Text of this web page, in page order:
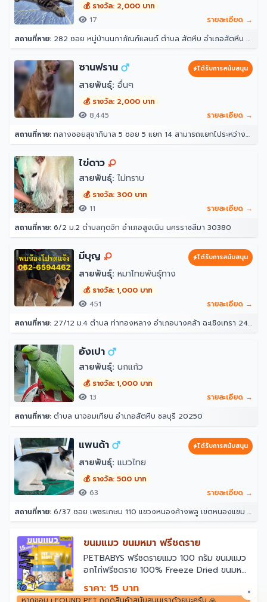
💰 รางวัล: 2,000 บาท
17
รายละเอียด →
สถานที่หาย: 282 ซอย หมู่บ้านนภาภัณฑ์แลนด์ ตำบล สัตหีบ อำเภอสัตหีบ ชลบุรี 20180
ซานฟราน ได้รับการสนับสนุน
สายพันธุ์: อื่นๆ
💰 รางวัล: 2,000 บาท
8,445
รายละเอียด →
สถานที่หาย: กลางซอยสุขาภิบาล 5 ซอย 5 แยก 14 สามารถแยกไประหว่างซอย 12 กับ 16 ได้ หน้าปากซอยแยก 14 เป็นร้านขายวัสดุ ตรงข้ามแยก 16 เป็นซอยที่มีร้านอาหาร หมาเยอะเป็นฝูง 10 กว่าตัว(อาศัยอยู่ในป่า ไม่ดุ) 33 สุขาภิบาล 5 ซอย 5 แยก 14 แขวง ท่าแร้ง เขตบางเขน กรุงเทพมหานคร 10220 ประเทศไทย
ไข่ดาว
สายพันธุ์: ไม่ทราบ
💰 รางวัล: 300 บาท
11
รายละเอียด →
สถานที่หาย: 6/2 ม.2 ตำบลกุดจิก อำเภอสูงเนิน นครราชสีมา 30380
มีบุญ ได้รับการสนับสนุน
สายพันธุ์: หมาไทยพันธุ์ทาง
💰 รางวัล: 1,000 บาท
451
รายละเอียด →
สถานที่หาย: 27/12 ม.4 ตำบล ท่าทองหลาง อำเภอบางคล้า ฉะเชิงเทรา 24110
อังเปา
สายพันธุ์: นกแก้ว
💰 รางวัล: 1,000 บาท
13
รายละเอียด →
สถานที่หาย: ตำบล นาจอมเทียน อำเภอสัตหีบ ชลบุรี 20250
แพนด้า ได้รับการสนับสนุน
สายพันธุ์: แมวไทย
💰 รางวัล: 500 บาท
63
รายละเอียด →
สถานที่หาย: 6/37 ซอย เพชรเกษม 110 แขวงหนองค้างพลู เขตหนองแขม กรุงเทพมหานคร 10160
ขนมแมว ขนมหมา ฟรีชดราย
￼PETBABYS ฟรีซดรายแมว 100 กรัม ขนมแมว
อกไก่ฟรีซดราย 100% Freeze Dried ขนมหมา
ไก่อบแห้ง เสริมโปรตีน กลิ่นหอม ผสมกับมื้อ
หลัก สำหรับสัตว์เลี้ยง
ราคา: 15 บาท ×